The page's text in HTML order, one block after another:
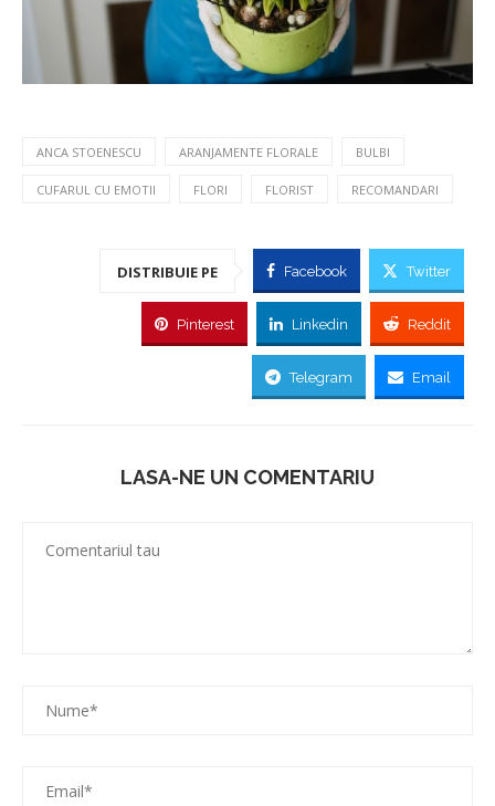
ANCA STOENESCU ARANJAMENTE FLORALE BULBI
CUFARUL CU EMOTII FLORI FLORIST RECOMANDARI
DISTRIBUIE PE Facebook Twitter
Pinterest Linkedin Reddit
Telegram Email
LASA-NE UN COMENTARIU